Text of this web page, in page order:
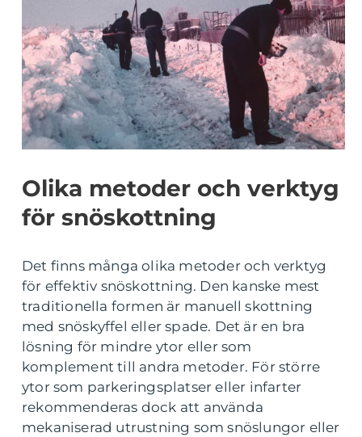
Olika metoder och verktyg
för snöskottning
Det finns många olika metoder och verktyg
för effektiv snöskottning. Den kanske mest
traditionella formen är manuell skottning
med snöskyffel eller spade. Det är en bra
lösning för mindre ytor eller som
komplement till andra metoder. För större
ytor som parkeringsplatser eller infarter
rekommenderas dock att använda
mekaniserad utrustning som snöslungor eller